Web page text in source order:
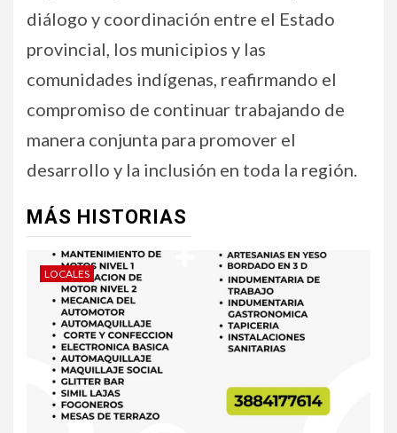
diálogo y coordinación entre el Estado
provincial, los municipios y las
comunidades indígenas, reafirmando el
compromiso de continuar trabajando de
manera conjunta para promover el
desarrollo y la inclusión en toda la región.
MÁS HISTORIAS
LOCALES